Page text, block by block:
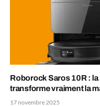
Roborock Saros 10R :
transforme vraiment la
17 novembre 2025